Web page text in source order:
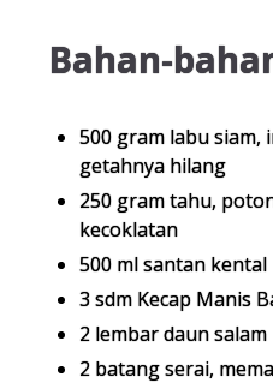
Bahan-
500 gram labu siam,
getahnya hilang
250 gram tahu,
kecoklatan
500 ml santan kental
3 sdm Kecap Manis
2 lembar daun salam
2 batang serai,